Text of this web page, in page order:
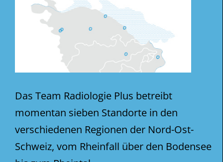
Das Team Radiologie Plus betreibt
momentan sieben Standorte in den
verschiedenen Regionen der Nord-Ost-
Schweiz, vom Rheinfall über den Bodensee